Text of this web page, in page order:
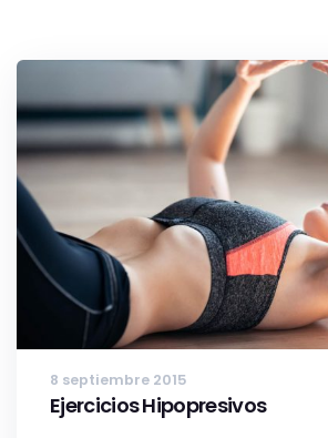
8 septiembre 2015
Ejercicios Hipopresivos